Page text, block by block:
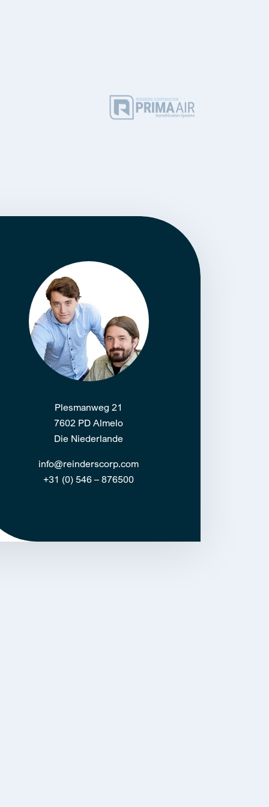
Plesmanweg 21
7602 PD Almelo
Die Niederlande
info@reinderscorp.com
+31 (0) 546 – 876500